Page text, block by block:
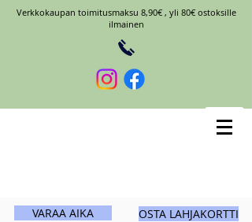
Verkkokaupan toimitusmaksu 8,90€ , yli 80€ ostoksille
ilmainen
VARAA AIKA
OSTA LAHJAKORTTI